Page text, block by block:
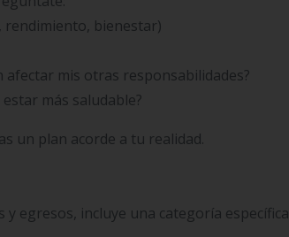
rendimiento, bienestar)
mis otras responsabilidades?
más saludable?
un plan acorde a tu realidad.
egresos, incluye una categoría específica